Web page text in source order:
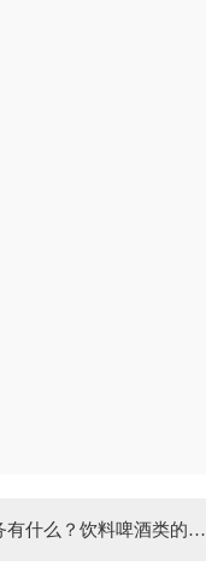
什么？饮料啤酒类的商